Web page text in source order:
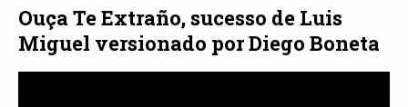
Ouça Te Extraño, sucesso de Luis
Miguel versionado por Diego Boneta